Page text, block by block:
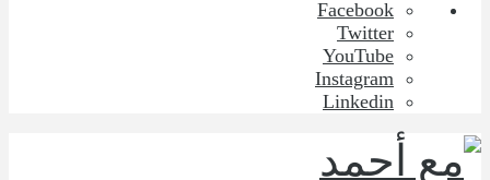
Facebook
Twitter
YouTube
Instagram
Linkedin